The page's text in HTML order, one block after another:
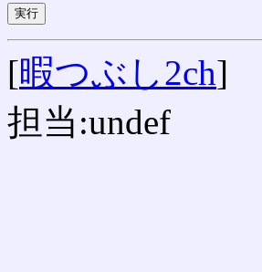
[暇つぶし2ch]
担当:undef